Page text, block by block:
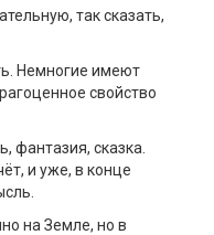
так сказать,
Немногие имеют
свойство
фантазия, сказка.
и уже, в конце
на Земле, но в